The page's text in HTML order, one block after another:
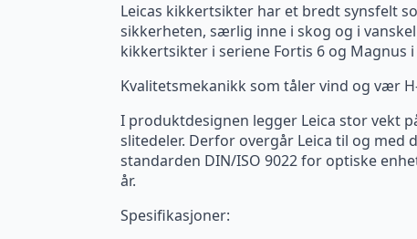
Leicas kikkertsikter har et bredt synsfelt
sikkerheten, særlig inne i skog og i
kikkertsikter i seriene Fortis 6 og Magnus
Kvalitetsmekanikk som tåler vind og vær
I produktdesignen legger Leica stor vekt
slitedeler. Derfor overgår Leica til og
standarden DIN/ISO 9022 for optiske
år.
Spesifikasjoner: